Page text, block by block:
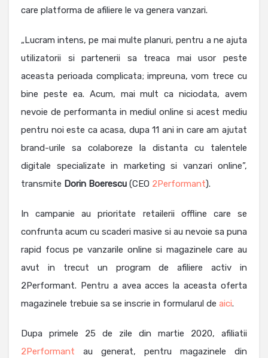
care platforma de afiliere le va genera vanzari.
„Lucram intens, pe mai multe planuri, pentru a ne ajuta
utilizatorii si partenerii sa treaca mai usor peste
aceasta perioada complicata; impreuna, vom trece cu
bine peste ea. Acum, mai mult ca niciodata, avem
nevoie de performanta in mediul online si acest mediu
pentru noi este ca acasa, dupa 11 ani in care am ajutat
brand-urile sa colaboreze la distanta cu talentele
digitale specializate in marketing si vanzari online”,
transmite Dorin Boerescu (CEO 2Performant).
In campanie au prioritate retailerii offline care se
confrunta acum cu scaderi masive si au nevoie sa puna
rapid focus pe vanzarile online si magazinele care au
avut in trecut un program de afiliere activ in
2Performant. Pentru a avea acces la aceasta oferta
magazinele trebuie sa se inscrie in formularul de aici.
Dupa primele 25 de zile din martie 2020, afiliatii
2Performant au generat, pentru magazinele din